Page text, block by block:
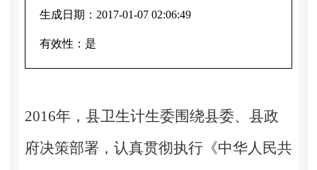
生成日期： 2017-01-07 02:06:49
有效性： 是
2016年，县卫生计生委围绕县委、县政
府决策部署，认真贯彻执行《中华人民共